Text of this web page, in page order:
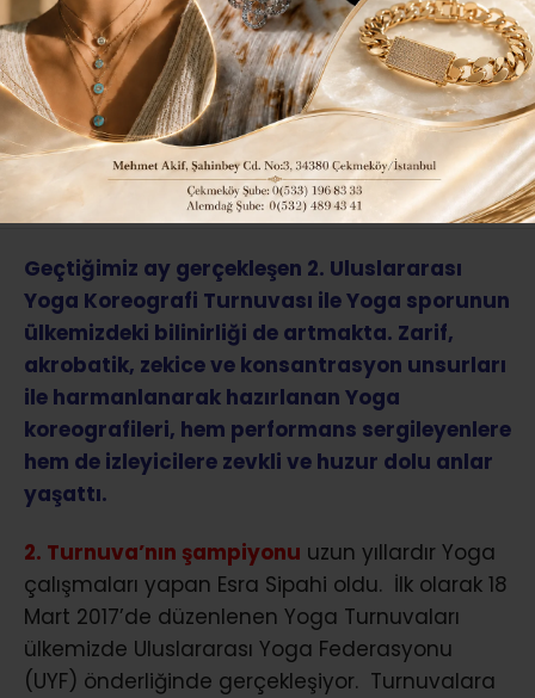
ARTIYOR..
Giriş: 02-07-2017 11:43 267 Genel
ABONE OL
Geçtiğimiz ay gerçekleşen 2. Uluslararası
Yoga Koreografi Turnuvası ile Yoga sporunun
ülkemizdeki bilinirliği de artmakta. Zarif,
akrobatik, zekice ve konsantrasyon unsurları
ile harmanlanarak hazırlanan Yoga
koreografileri, hem performans sergileyenlere
hem de izleyicilere zevkli ve huzur dolu anlar
yaşattı.
2. Turnuva’nın şampiyonu uzun yıllardır Yoga
çalışmaları yapan Esra Sipahi oldu. İlk olarak 18
Mart 2017’de düzenlenen Yoga Turnuvaları
ülkemizde Uluslararası Yoga Federasyonu
(UYF) önderliğinde gerçekleşiyor. Turnuvalara